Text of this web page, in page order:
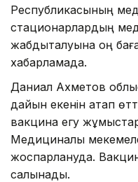
Республикасының
стационарлардың
жабдықталуына оң
хабарламада.
Даниал Ахметов
дайын екенін атап
вакцина егу
Медициналық
жоспарлануда.
салынады.